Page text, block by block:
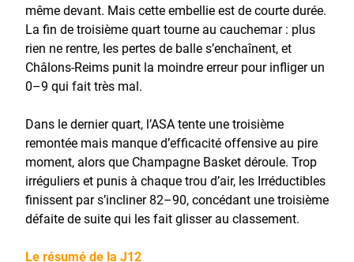
même devant. Mais cette embellie est de courte durée.
La fin de troisième quart tourne au cauchemar : plus
rien ne rentre, les pertes de balle s’enchaînent, et
Châlons-Reims punit la moindre erreur pour infliger un
0–9 qui fait très mal.
Dans le dernier quart, l’ASA tente une troisième
remontée mais manque d’efficacité offensive au pire
moment, alors que Champagne Basket déroule. Trop
irréguliers et punis à chaque trou d’air, les Irréductibles
finissent par s’incliner 82–90, concédant une troisième
défaite de suite qui les fait glisser au classement.
Le résumé de la J12